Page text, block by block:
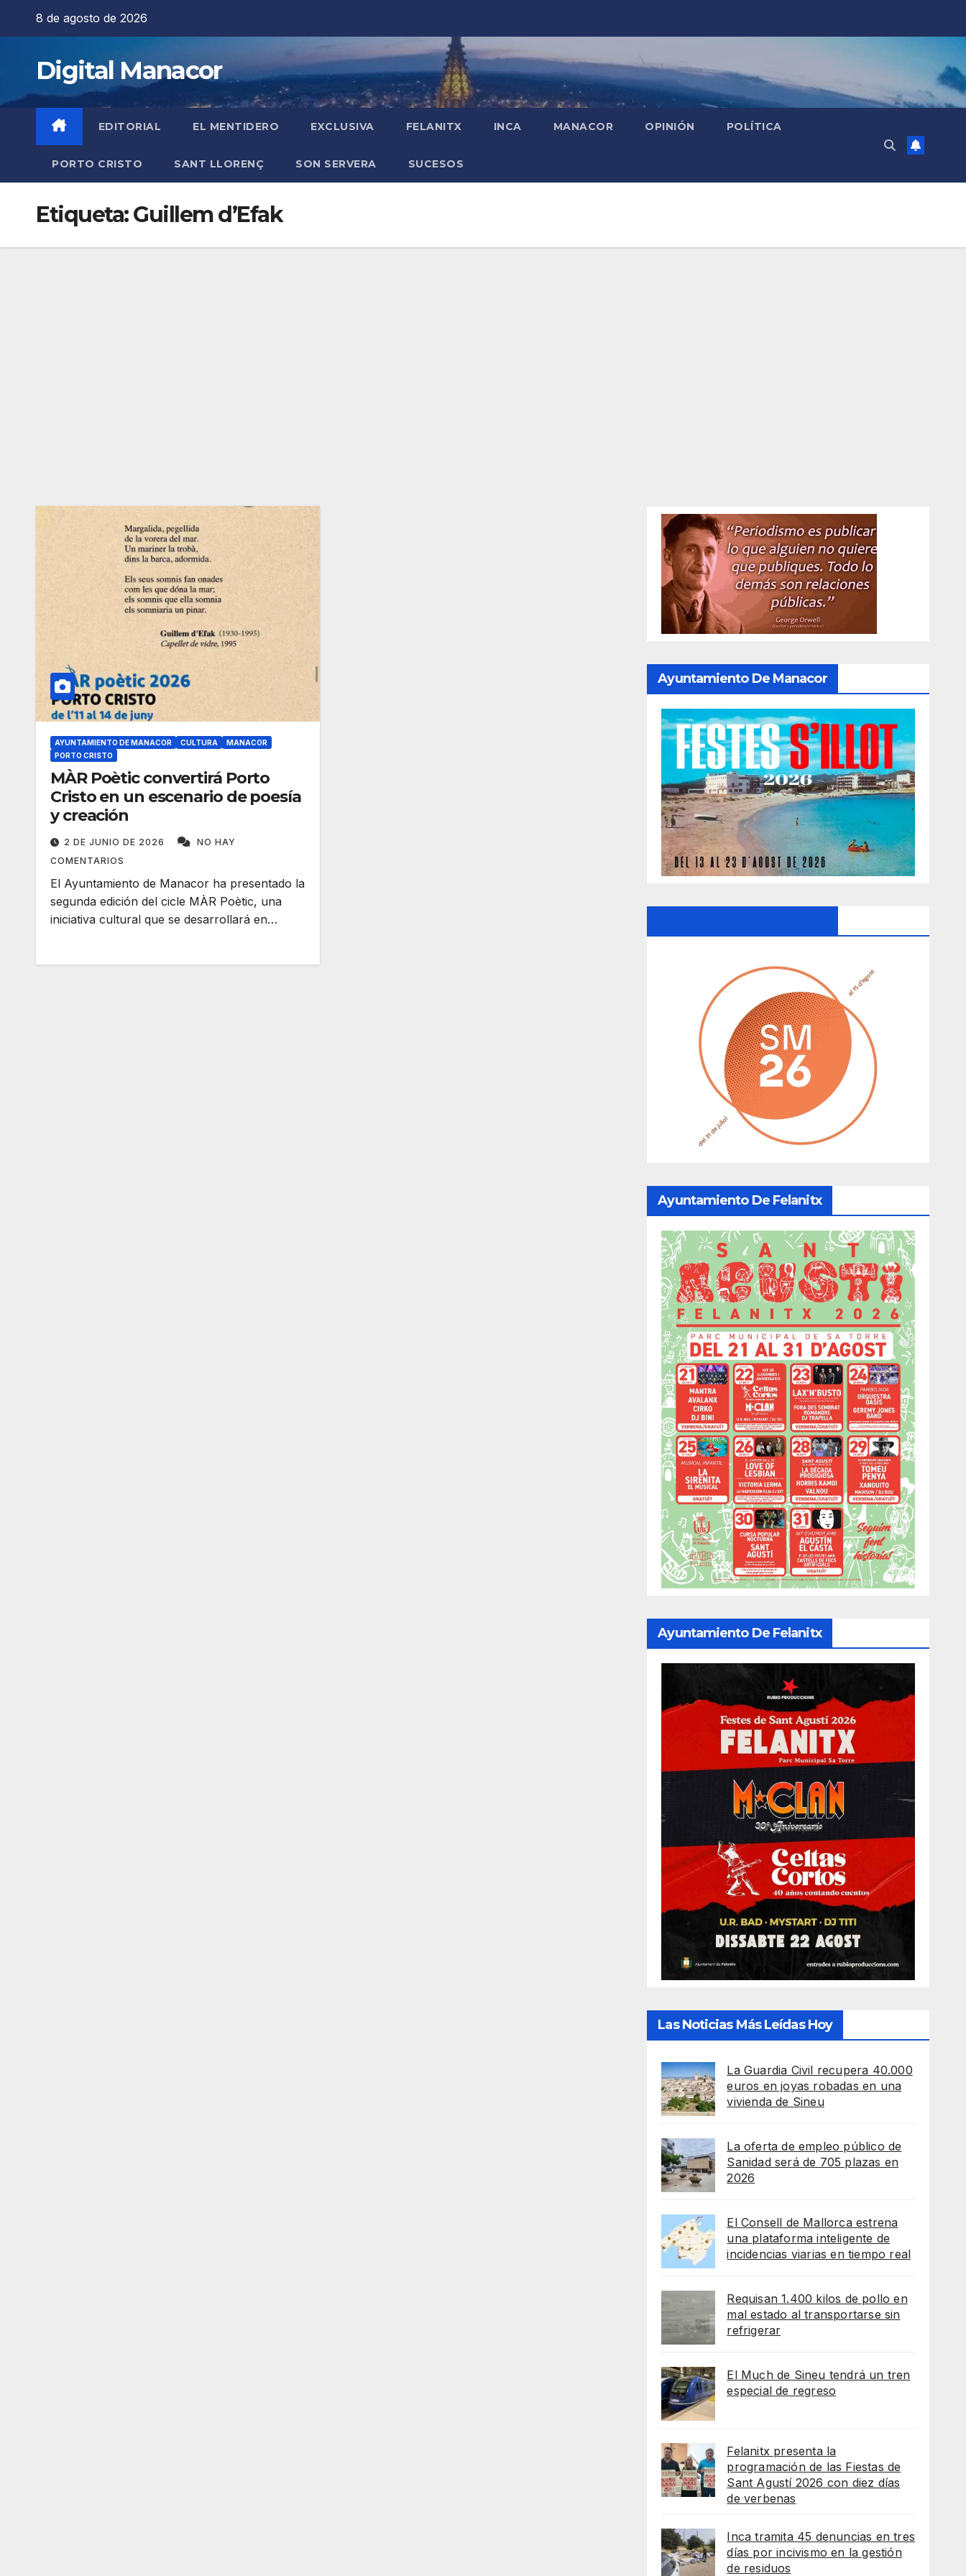
8 de agosto de 2026
Digital Manacor
EDITORIAL EL MENTIDERO EXCLUSIVA FELANITX INCA MANACOR OPINIÓN POLÍTICA
PORTO CRISTO SANT LLORENÇ SON SERVERA SUCESOS
Etiqueta:Guillem d’Efak
AYUNTAMIENTO DE MANACOR CULTURA
MANACOR
PORTO CRISTO
MÀR Poètic convertirá Porto
Cristo en un escenario de poesía
y creación
2 DE JUNIO DE 2026
NO HAY
COMENTARIOS
El Ayuntamiento de Manacor ha presentado la
segunda edición del cicle MÀR Poètic, una
iniciativa cultural que se desarrollará en…
Ayuntamiento De Manacor
Ayuntamiento De Felanitx
Ayuntamiento De Felanitx
Las Noticias Más Leídas Hoy
La Guardia Civil recupera 40.000
euros en joyas robadas en una
vivienda de Sineu
La oferta de empleo público de
Sanidad será de 705 plazas en
2026
El Consell de Mallorca estrena
una plataforma inteligente de
incidencias viarias en tiempo real
Requisan 1.400 kilos de pollo en
mal estado al transportarse sin
refrigerar
El Much de Sineu tendrá un tren
especial de regreso
Felanitx presenta la
programación de las Fiestas de
Sant Agustí 2026 con diez días
de verbenas
Inca tramita 45 denuncias en tres
días por incivismo en la gestión
de residuos